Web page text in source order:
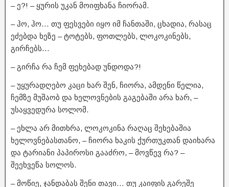
– ე?! – ყურის უკან მოიფხანა ჩიორამ.
– ჰო, ჰო… თუ ფესვები იყო იმ ჩანთაში, ცხადია, რასაც
ეძებდა ხეზე – ტოტებს, ფოთლებს, ლოკოკინებს,
გირჩებს…
– გირჩა რა ჩემ ფეხებად უნდოდა?!
– უყურადღებო კაცი ხარ შენ, ჩიორა, ამდენი წელია,
ჩემზე მუშაობ და ხელოვნების გაგებაში არა ხარ, –
უსაყვედურა სოლომ.
– ეხლა არ მითხრა, ლოკოკინა რაღაც შეხებაშია
ხელოვნებასთანო, – ჩიორა ხაკის ქურთუკთან დაიხარა
და ტარიანი პაპიროსი გააძრო, – მოვწევ რა? –
შეეხვეწა სოლოს.
– მოწიე, ჯანდაბას შენი თავი… თუ კაიფის გარეშე